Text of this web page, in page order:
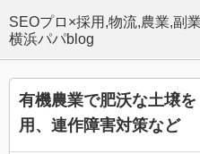
SEOプロ×採用,物流,農業,副業
横浜パパblog
有機農業で肥沃な土壌
用、連作障害対策など